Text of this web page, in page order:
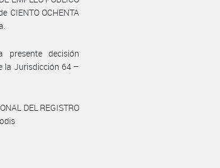
CIENTO OCHENTA
presente decisión
la Jurisdicción 64 –
DEL REGISTRO